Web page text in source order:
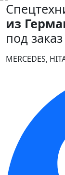
из
под заказ
MERCEDES,